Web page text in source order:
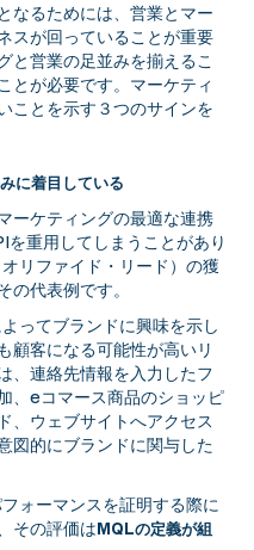
なるためには、営業とマー
スが回っていることが重要
と営業の足並みを揃えるこ
とが必要です。マーケティ
ことを示す３つのサインを
に着目している
ーケティングの最適な連携
重用してしまうことがあり
リファイド・リード）の獲
代表例です。
ってブランドに興味を示し
顧客になる可能性が高いリ
、連絡先情報を入力したフ
、eコマース商品のショッピ
、ウェブサイトへアクセス
図的にブランドに関与した
ォーマンスを証明する際に
その評価はMQLの定義が組